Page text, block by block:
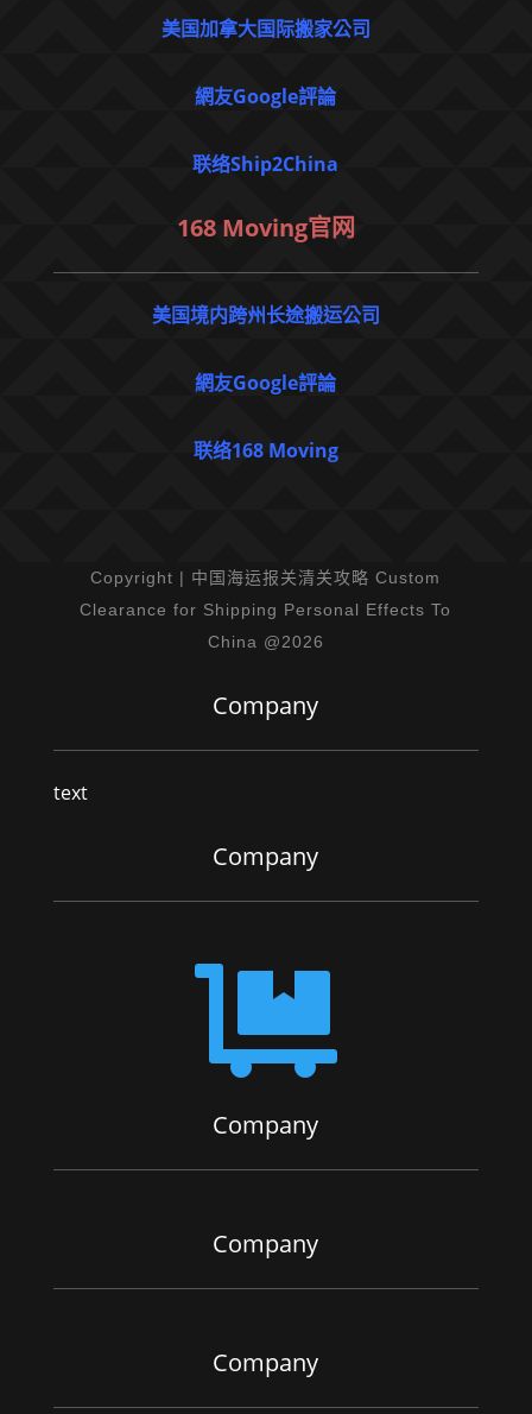
美国加拿大国际搬家公司
網友Google評論
联络Ship2China
168 Moving官网
美国境内跨州长途搬运公司
網友Google評論
联络168 Moving
Copyright | 中国海运报关清关攻略 Custom
Clearance for Shipping Personal Effects To
China @2026
Company
text
Company

Company
Company
Company